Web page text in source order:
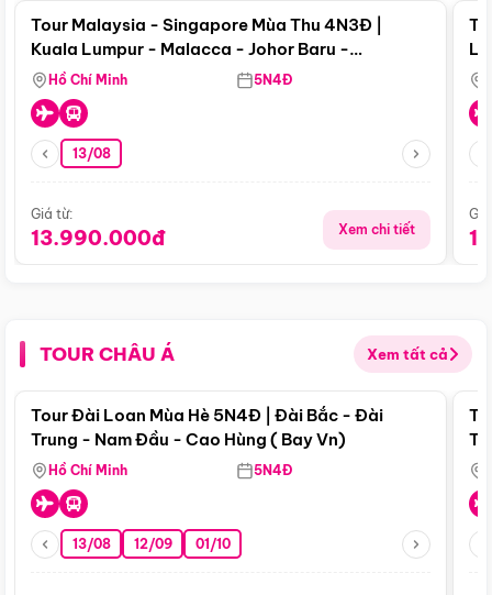
Tour Malaysia - Singapore Mùa Thu 4N3Đ |
Kuala Lumpur - Malacca - Johor Baru -
Singapore
Hồ Chí Minh 5N4Đ
13/08
Giá từ:
13.990.000đ Xem chi tiết
TOUR CHÂU Á Xem tất cả
Điểm nổi bật
Tour Đài Loan Mùa Hè 5N4Đ | Đài Bắc - Đài
Trung - Nam Đầu - Cao Hùng ( Bay Vn)
Hồ Chí Minh 5N4Đ
13/08 12/09 01/10